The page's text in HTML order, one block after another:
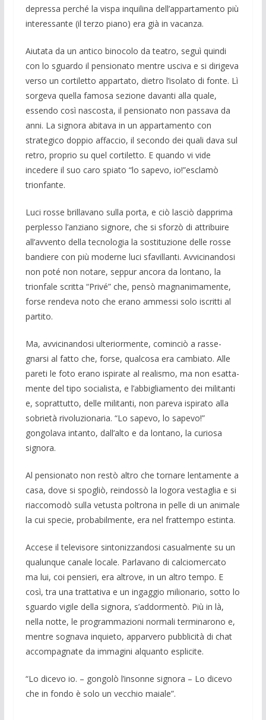
depressa perché la vispa inquilina dell’appartamento più
interes­sante (il terzo piano) era già in vacanza.
Aiutata da un antico binocolo da tea­tro, seguì quindi
con lo sguardo il pen­sionato mentre usciva e si dirigeva
verso un cor­tiletto appartato, dietro l’isolato di fonte. Lì
sorgeva quella famosa sezione davanti alla quale,
essendo così nascosta, il pen­sionato non passava da
anni. La si­gnora abitava in un appartamento con
strategi­co doppio affaccio, il secondo dei quali dava sul
retro, proprio su quel cor­tiletto. E quando vi vide
incedere il suo caro spiato “lo sapevo, io!”esclamò
trionfante.
Luci rosse brillavano sulla porta, e ciò la­sciò dapprima
perplesso l’anziano si­gnore, che si sforzò di attribuire
all’avvento della tecnologia la sostituzio­ne delle ros­se
bandiere con più moderne luci sfavill­anti. Avvicinandosi
non poté non no­tare, seppur ancora da lontano, la
trionfa­le scritta “Privé” che, pensò ma­gnanimamente,
forse rendeva noto che erano am­messi solo iscritti al
partito.
Ma, avvici­nandosi ulteriormente, co­minciò a rasse­
gnarsi al fatto che, forse, qualcosa era cambiato. Alle
pareti le foto erano ispira­te al realismo, ma non esatta­
mente del tipo socialista, e l’abbiglia­mento dei mi­litanti
e, soprattutto, delle militanti, non pareva ispirato alla
sobrie­tà rivoluziona­ria. “Lo sapevo, lo sapevo!”
gongolava intanto, dall’alto e da lontano, la curiosa
signora.
Al pensionato non restò altro che tor­nare lentamente a
casa, dove si spogliò, reindossò la logora vestaglia e si
riacco­modò sulla vetusta poltrona in pelle di un animale
la cui specie, probabilmente, era nel frattempo estinta.
Accese il televisore sintonizzandosi ca­sualmente su un
qualunque canale locale. Parlavano di calciomercato
ma lui, coi pensieri, era altrove, in un altro tempo. E
così, tra una trattativa e un ingaggio mi­lionario, sotto lo
sguardo vigile della si­gnora, s’addormentò. Più in là,
nella not­te, le programmazioni normali terminaron­o e,
mentre sognava inquieto, appar­vero pubblicità di chat
accompa­gnate da immagini alquanto esplicite.
“Lo dicevo io. – gongolò l’insonne si­gnora – Lo dicevo
che in fondo è solo un vecchio maiale”.